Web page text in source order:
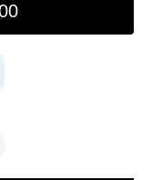
粉彩-帆布袋1色 數量